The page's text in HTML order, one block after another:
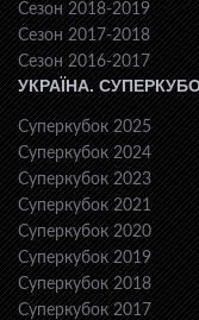
Сезон 2018-2019
Сезон 2017-2018
Сезон 2016-2017
УКРАЇНА.
Суперкубок 2025
Суперкубок 2024
Суперкубок 2023
Суперкубок 2021
Суперкубок 2020
Суперкубок 2019
Суперкубок 2018
Суперкубок 2017